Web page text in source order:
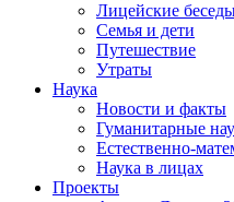
Лицейские
Семья и дети
Путешествие
Утраты
Наука
Новости и факты
Гуманитарные
Естественно-
Наука в лицах
Проекты